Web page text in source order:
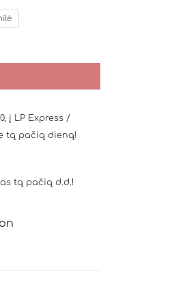
Gold Standard 100% Casein -
į LP Express /
tą pačią dieną!
tą pačią d.d.!